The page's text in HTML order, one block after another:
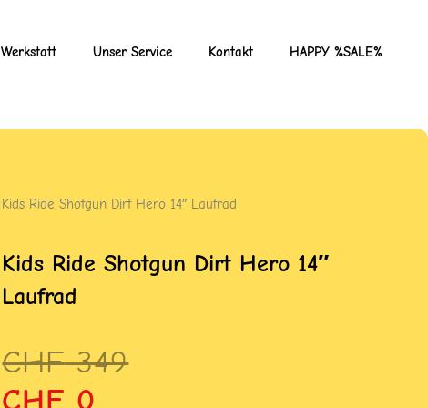
Werkstatt Unser Service Kontakt HAPPY %SALE%
Kids Ride Shotgun Dirt Hero 14″ Laufrad
Kids Ride Shotgun Dirt Hero 14″
Laufrad
CHF349
Ursprünglicher
Preis
CHF 0
Aktueller
Preis